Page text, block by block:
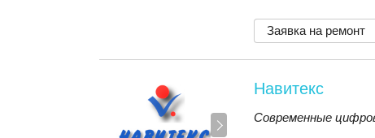
Заявка на ремонт
Навитекс
Современные